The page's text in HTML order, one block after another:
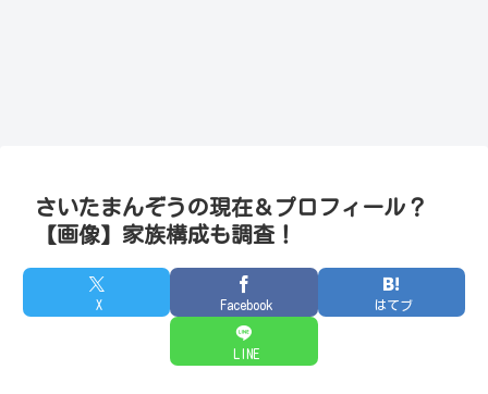
さいたまんぞうの現在＆プロフィール？
【画像】家族構成も調査！
X Facebook はてブ
LINE